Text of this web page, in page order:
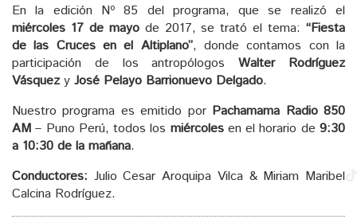
En la edición Nº 85 del programa, que se realizó el
miércoles 17 de mayo de 2017, se trató el tema:“Fiesta
de las Cruces en el Altiplano”, donde contamos con la
participación de los antropólogosWalter Rodríguez
Vásquezy José Pelayo Barrionuevo Delgado.
Nuestro programa es emitido por Pachamama Radio 850
AM – Puno Perú, todos los miércolesen el horario de9:30
a 10:30 de la mañana.
Conductores: Julio Cesar Aroquipa Vilca & Miriam Maribel
Calcina Rodríguez.